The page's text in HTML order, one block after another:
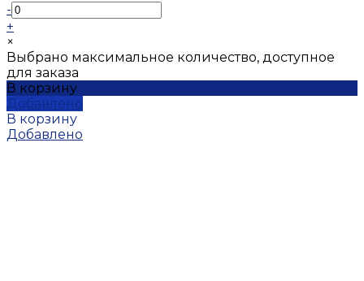
-
+
×
Выбрано максимальное количество, доступное
для заказа
В корзину
Добавлено
В корзину
Добавлено